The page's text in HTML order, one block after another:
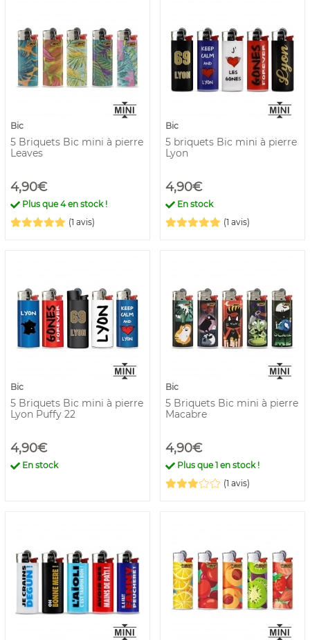
Bic
5 Briquets Bic mini à pierre
Leaves
4,90€
Plus que4en stock !
(1 avis)
Bic
5 briquets Bic mini à pierre
Lyon
4,90€
En stock
(1 avis)
Bic
5 Briquets Bic mini à pierre
Lyon Puffy 22
4,90€
En stock
Bic
5 Briquets Bic mini à pierre
Macabre
4,90€
Plus que1 en stock !
(1 avis)